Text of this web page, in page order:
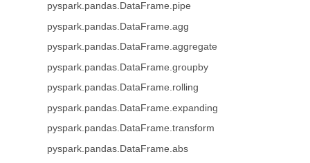
pyspark.pandas.DataFrame.pipe
pyspark.pandas.DataFrame.agg
pyspark.pandas.DataFrame.aggregate
pyspark.pandas.DataFrame.groupby
pyspark.pandas.DataFrame.rolling
pyspark.pandas.DataFrame.expanding
pyspark.pandas.DataFrame.transform
pyspark.pandas.DataFrame.abs